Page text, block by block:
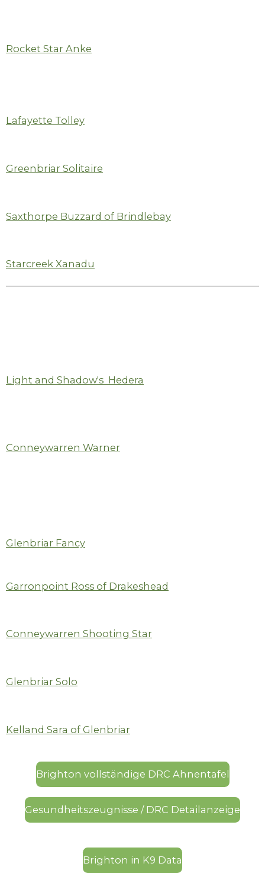
Rocket Star Anke
Lafayette Tolley
Greenbriar Solitaire
Saxthorpe Buzzard of Brindlebay
Starcreek Xanadu
Light and Shadow's Hedera
Conneywarren Warner
Glenbriar Fancy
Garronpoint Ross of Drakeshead
Conneywarren Shooting Star
Glenbriar Solo
Kelland Sara of Glenbriar
Brighton vollständige DRC Ahnentafel
Gesundheitszeugnisse / DRC Detailanzeige
Brighton in K9 Data